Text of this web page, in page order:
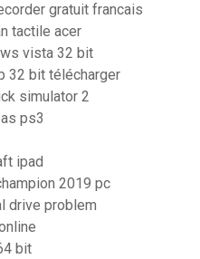
gratuit francais
tactile acer
vista 32 bit
32 bit télécharger
simulator 2
ps3
ipad
2019 pc
drive problem
bit